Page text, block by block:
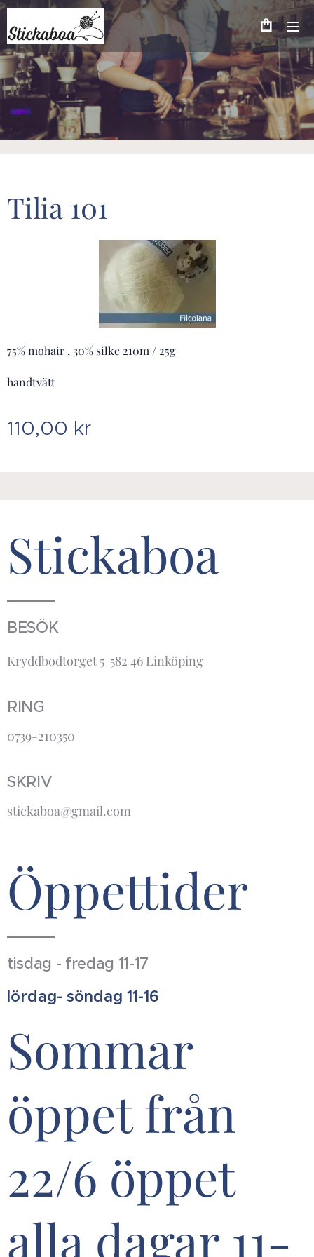
Tilia 101
75% mohair , 30% silke 210m / 25g
handtvätt
110,00 kr
Stickaboa
BESÖK
Kryddbodtorget 5 582 46 Linköping
RING
0739-210350
SKRIV
stickaboa@gmail.com
Öppettider
tisdag - fredag 11-17
lördag- söndag 11-16
Sommar
öppet från
22/6 öppet
alla dagar 11-